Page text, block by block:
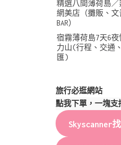
精選八間薄荷島／
網美店（攤販、文
BAR）
宿霧薄荷島7天6
力山(行程、交通
匯)
旅行必逛網站
點我下單，一塊支
Skyscanner